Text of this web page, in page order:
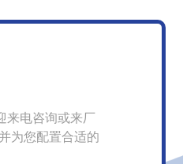
来电咨询或来厂
为您配置合适的